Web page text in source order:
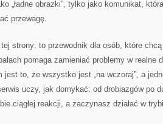
„ładne obrazki”, tylko jako komunikat,
przewagę.
strony: to przewodnik dla osób, które chcą
pomaga zamieniać problemy w realne
jest to, że wszystko jest „na wczoraj”, a
uczy, jak domykać: od drobiazgów po
ciągłej reakcji, a zaczynasz działać w